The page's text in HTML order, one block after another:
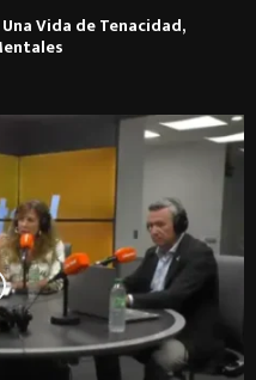
Vida de Tenacidad,